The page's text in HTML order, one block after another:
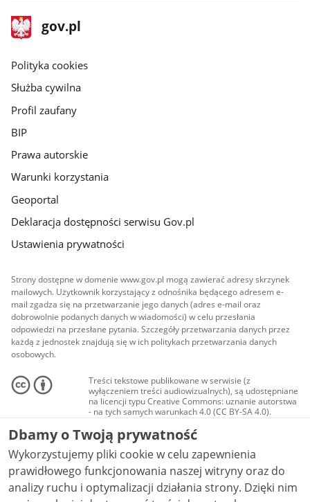
stopka
gov.pl
Strona
gov.pl
gov.pl
Polityka cookies
Służba cywilna
Profil zaufany
BIP
Prawa autorskie
Warunki korzystania
Geoportal
Deklaracja dostępności serwisu Gov.pl
Ustawienia prywatności
Strony dostępne w domenie www.gov.pl mogą zawierać adresy skrzynek
mailowych. Użytkownik korzystający z odnośnika będącego adresem e-
mail zgadza się na przetwarzanie jego danych (adres e-mail oraz
dobrowolnie podanych danych w wiadomości) w celu przesłania
odpowiedzi na przesłane pytania. Szczegóły przetwarzania danych przez
każdą z jednostek znajdują się w ich politykach przetwarzania danych
osobowych.
Treści tekstowe publikowane w serwisie (z
wyłączeniem treści audiowizualnych), są udostępniane
na licencji typu Creative Commons: uznanie autorstwa
- na tych samych warunkach 4.0 (CC BY-SA 4.0).
Materiały audiowizualne, w tym zdjęcia, materiały
audio i wideo, są udostępniane na licencji typu
Creative Commons: uznanie autorstwa użycie
niekomercyjne - bez utworów zależnych 4.0 (CC BY-
NC-ND 4.0), o ile nie jest to stwierdzone inaczej.
Dbamy o Twoją prywatność
Wykorzystujemy pliki cookie w celu zapewnienia
prawidłowego funkcjonowania naszej witryny oraz do
analizy ruchu i optymalizacji działania strony. Dzięki nim